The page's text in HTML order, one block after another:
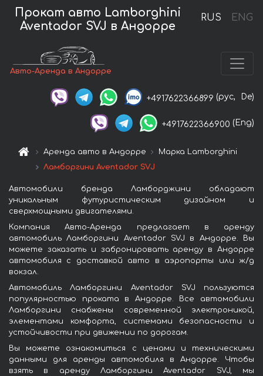
RUS ENG
Прокат авто Lamborghini
Aventador SVJ в Андорре
Авто-Аренда в Андорре
+4917622366899 (рус, De)
+4917622366900 (Eng)
Аренда авто в Андорре
Марка Lamborghini
Ламборгини Aventador SVJ
Автомобили бренда Ламборджини обладают
уникальным футуристическим дизайном и
сверхмощными двигателями.
Компания Авто-Аренда предлагает в аренду
автомобиль Ламборгини Aventador SVJ в Андорре. Вы
можете заказать и забронировать аренду в Андорре
автомобиля с доставкой авто в аэропорты или ж/д
вокзал.
Автомобиль Ламборгини Aventador SVJ пользуются
популярностью проката в Андорре. Все автомобили
Ламборгини снабжены современной электроникой,
элементами комфорта, системами безопасности и
устойчивости при движении по дорогам.
Вы можете ознакомиться с ценами и техническими
данными для аренды автомобиля в Андорре. Чтобы
взять в аренду Ламборгини Aventador SVJ, мы